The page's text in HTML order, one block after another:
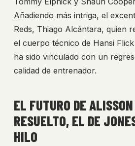
Añadiendo más intriga, el
Reds, Thiago Alcántara, quien
el cuerpo técnico de Hansi
ha sido vinculado con un
calidad de entrenador.
EL FUTURO DE
RESUELTO, EL DE
HILO